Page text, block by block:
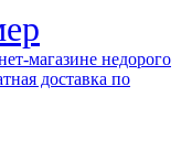
магазине недорого
доставка по